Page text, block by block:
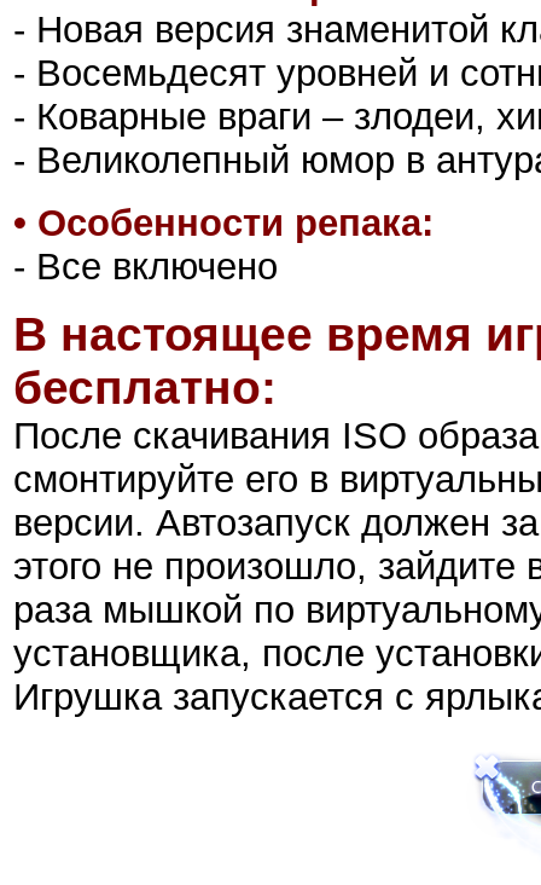
- Новая версия знаменитой
- Восемьдесят уровней и
- Коварные враги – злодеи,
- Великолепный юмор в
• Особенности репака:
- Все включено
В настоящее время
бесплатно:
После скачивания ISO образа
смонтируйте его в
версии. Автозапуск должен
этого не произошло,
раза мышкой по
установщика, после
Игрушка запускается с